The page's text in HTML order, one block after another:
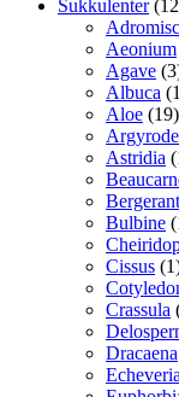
Sukkulenter
Aeonium
Agave 3
Albuca 1
Aloe 19
Astridia
Bulbine
Cissus 1
Crassula
Dracaena
Echeveria